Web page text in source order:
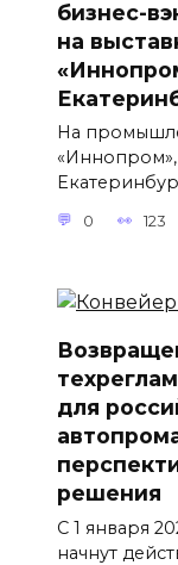
бизнес-
на
На
0 123
для
решения
С 1 января
начнут